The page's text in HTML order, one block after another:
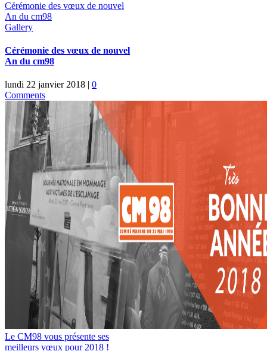
Cérémonie des vœux de nouvel
An du cm98
Gallery
Cérémonie des vœux de nouvel
An du cm98
lundi 22 janvier 2018 | 0
Comments
Le CM98 vous présente ses
meilleurs vœux pour 2018 !